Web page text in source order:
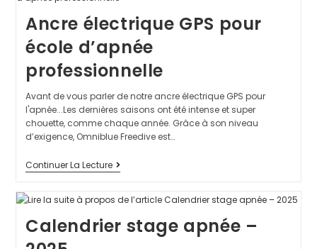
Ancre électrique GPS pour
école d’apnée
professionnelle
Avant de vous parler de notre ancre électrique GPS pour
l'apnée...Les dernières saisons ont été intense et super
chouette, comme chaque année. Grâce à son niveau
d’exigence, Omniblue Freedive est…
Continuer La Lecture
Calendrier stage apnée –